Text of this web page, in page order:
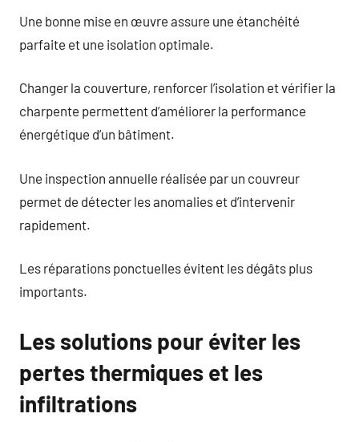
Une bonne mise en œuvre assure une étanchéité
parfaite et une isolation optimale.
Changer la couverture, renforcer l’isolation et vérifier la
charpente permettent d’améliorer la performance
énergétique d’un bâtiment.
Une inspection annuelle réalisée par un couvreur
permet de détecter les anomalies et d’intervenir
rapidement.
Les réparations ponctuelles évitent les dégâts plus
importants.
Les solutions pour éviter les
pertes thermiques et les
infiltrations